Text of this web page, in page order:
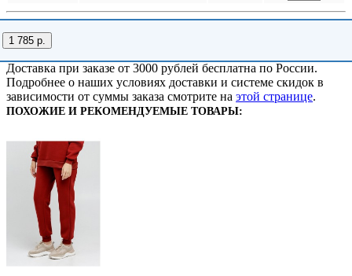
1 785 р.
Доставка при заказе от 3000 рублей бесплатна по России.
Подробнее о наших условиях доставки и системе скидок в
зависимости от суммы заказа смотрите на этой странице.
ПОХОЖИЕ И РЕКОМЕНДУЕМЫЕ ТОВАРЫ: